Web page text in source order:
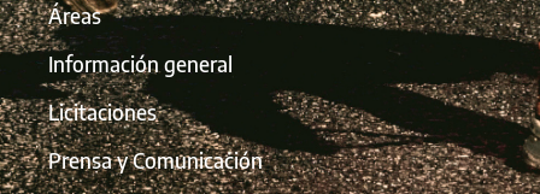
Áreas
Información general
Licitaciones
Prensa y Comunicación